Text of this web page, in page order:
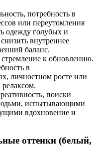
потребность в
или переутомления
одежду голубых и
внутреннее
баланс.
к обновлению.
в
личностном росте или
поиски
испытывающими
вдохновение и
оттенки (белый,